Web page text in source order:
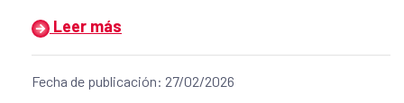
Leer más
Fecha de publicación: 27/02/2026